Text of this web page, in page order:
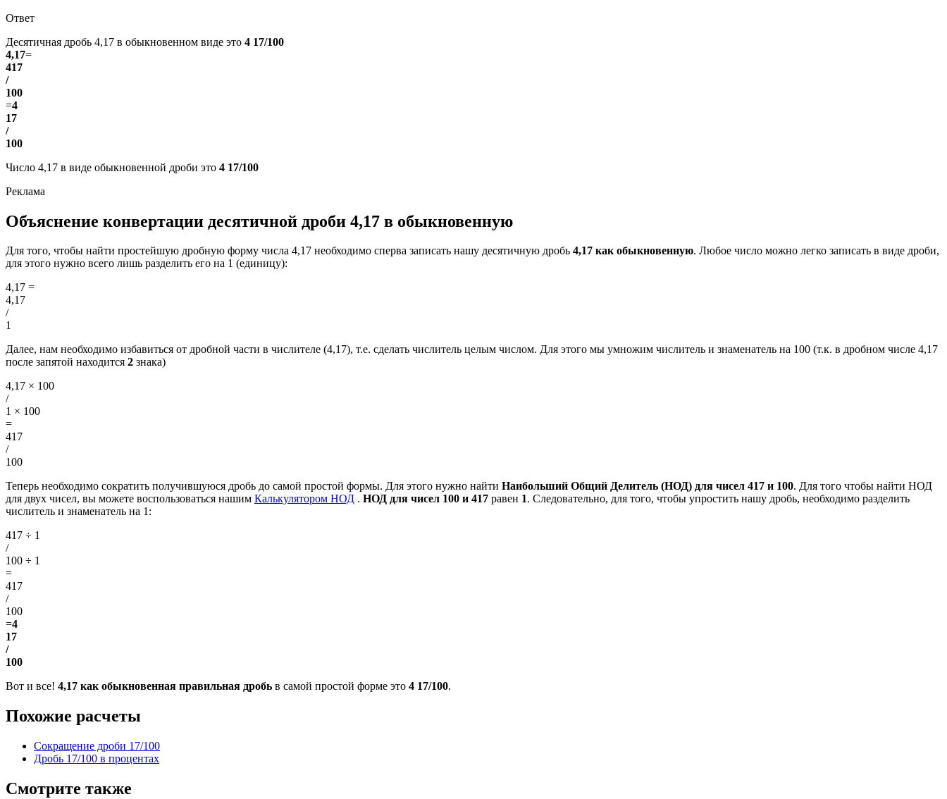
Ответ
Десятичная дробь 4,17 в обыкновенном виде это 4 17/100
4,17=
417
/
100
=4
17
/
100
Число 4,17 в виде обыкновенной дроби это 4 17/100
Объяснение конвертации десятичной дроби 4,17 в обыкновенную
Для того, чтобы найти простейшую дробную форму числа 4,17 необходимо сперва записать нашу десятичную дробь 4,17 как обыкновенную. Любое число можно легко записать в виде дроби,
для этого нужно всего лишь разделить его на 1 (единицу):
4,17 =
4,17
/
1
Далее, нам необходимо избавиться от дробной части в числителе (4,17), т.е. сделать числитель целым числом. Для этого мы умножим числитель и знаменатель на 100 (т.к. в дробном числе 4,17
после запятой находится 2 знака)
4,17 × 100
/
1 × 100
=
417
/
100
Теперь необходимо сократить получившуюся дробь до самой простой формы. Для этого нужно найти Наибольший Общий Делитель (НОД) для чисел 417 и 100. Для того чтобы найти НОД
для двух чисел, вы можете воспользоваться нашим Калькулятором НОД . НОД для чисел 100 и 417 равен 1. Следовательно, для того, чтобы упростить нашу дробь, необходимо разделить
числитель и знаменатель на 1:
417 ÷ 1
/
100 ÷ 1
=
417
/
100
=4
17
/
100
Вот и все! 4,17 как обыкновенная правильная дробь в самой простой форме это 4 17/100.
Похожие расчеты
Сокращение дроби 17/100
Дробь 17/100 в процентах
Смотрите также